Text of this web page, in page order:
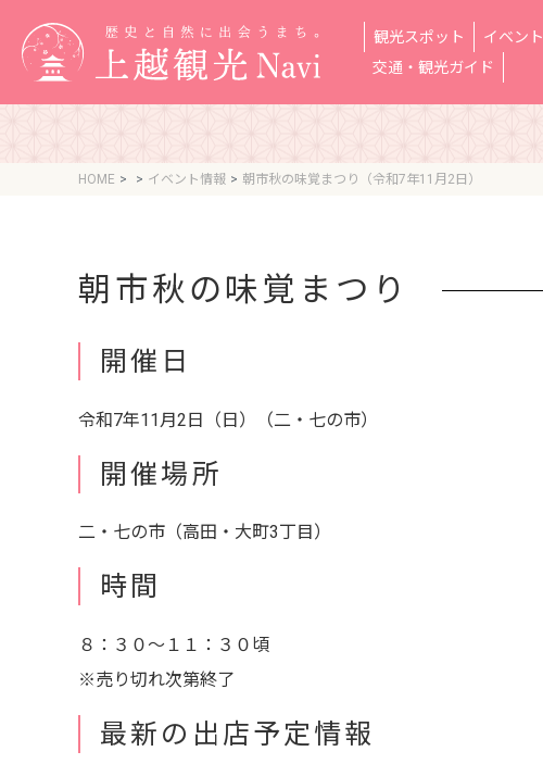
観光スポット イベント
交通・観光ガイド
HOME イベント情報 朝市秋の味覚まつり（令和7年11月2日）
朝市秋の味覚まつり
開催日
令和7年11月2日（日）（二・七の市）
開催場所
二・七の市（高田・大町3丁目）
時間
８：３０～１１：３０頃
※売り切れ次第終了
最新の出店予定情報